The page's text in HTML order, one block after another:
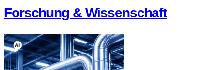
Forschung & Wissenschaft